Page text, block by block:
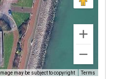
Image may be subject to copyright Terms